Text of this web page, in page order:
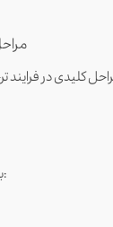
۳. بررسی و تأیید مستندات: